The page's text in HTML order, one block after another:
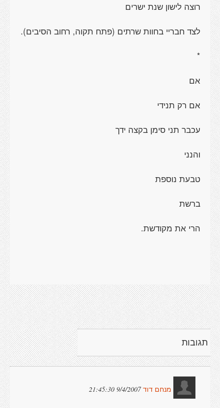
רוצה לישון שנת ישרים
לצד חבריי בחוות שרתים (פתח תקוה, רחוב הסיבים).
*
אם
אם רק תנידי
עכבר תני סימן בקצה ידך
והנני
טבעת נוספת
ברשת
הרי את מקודשת.
תגובות
מנחם דוד 9/4/2007 21:45:30